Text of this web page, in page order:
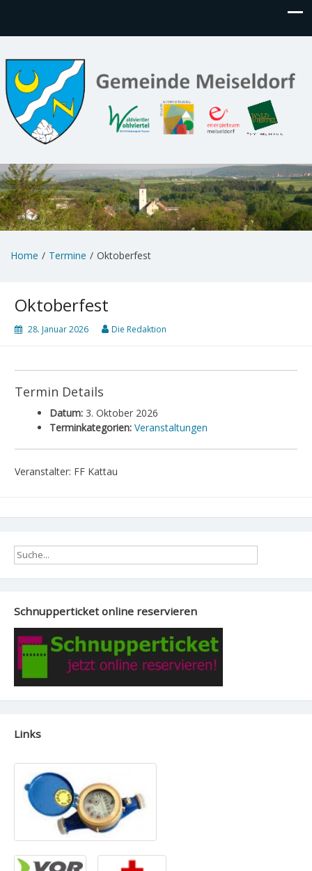
Home Termine Oktoberfest
Oktoberfest
28. Januar 2026 Die Redaktion
Termin Details
Datum: 3. Oktober 2026
Terminkategorien: Veranstaltungen
Veranstalter: FF Kattau
Schnupperticket online reservieren
Links